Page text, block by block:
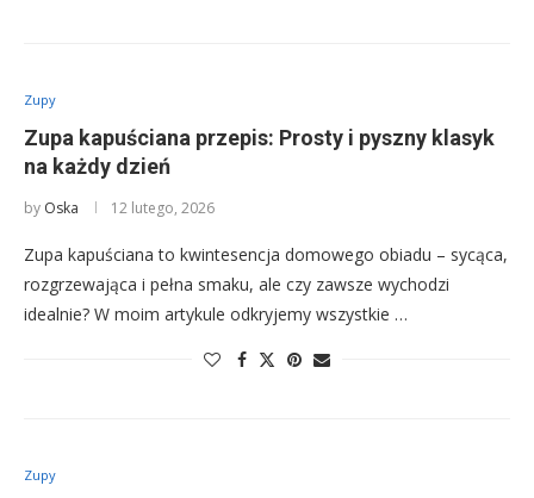
Zupy
Zupa kapuściana przepis: Prosty i pyszny klasyk
na każdy dzień
by Oska 12 lutego, 2026
Zupa kapuściana to kwintesencja domowego obiadu – sycąca,
rozgrzewająca i pełna smaku, ale czy zawsze wychodzi
idealnie? W moim artykule odkryjemy wszystkie …
Zupy